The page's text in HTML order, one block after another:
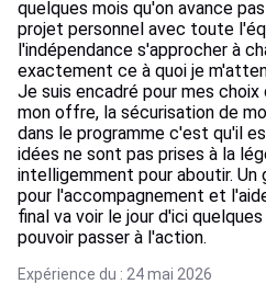
quelques mois qu'on avance
projet personnel avec toute
l'indépendance s'approcher à
exactement ce à quoi je
Je suis encadré pour mes
mon offre, la sécurisation de
dans le programme c'est qu'il
idées ne sont pas prises à la
intelligemment pour aboutir. Un
pour l'accompagnement et
final va voir le jour d'ici
pouvoir passer à l'action.
Expérience du : 24 mai 2026